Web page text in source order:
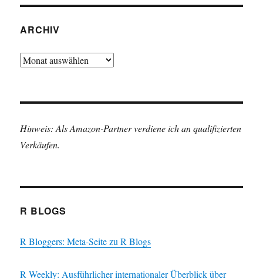
ARCHIV
Archiv
Hinweis: Als Amazon-Partner verdiene ich an qualifizierten
Verkäufen.
R BLOGS
R Bloggers: Meta-Seite zu R Blogs
R Weekly: Ausführlicher internationaler Überblick über